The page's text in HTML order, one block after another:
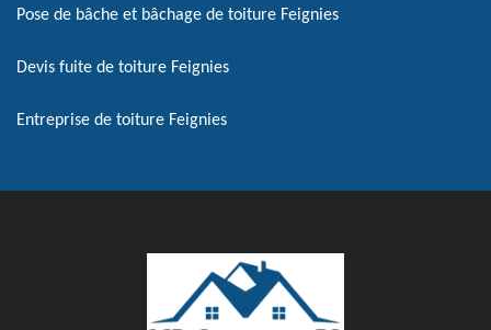
Pose de bâche et bâchage de toiture Feignies
Devis fuite de toiture Feignies
Entreprise de toiture Feignies